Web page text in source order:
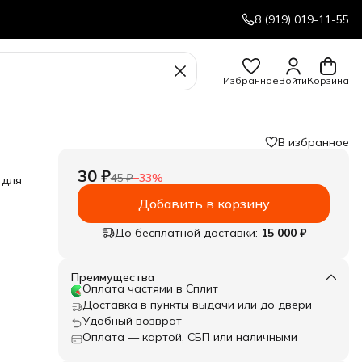
8 (919) 019-11-55
ИзбранноеВойтиКорзина
В избранное
30 ₽45 ₽−33%
Добавить в корзину
До бесплатной доставки: 15 000 ₽
Преимущества
Оплата частями в Сплит
Доставка в пункты выдачи или до двери
Удобный возврат
Оплата — картой, СБП или наличными